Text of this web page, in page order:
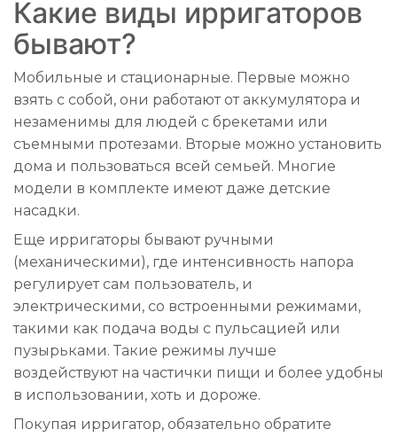
Какие виды ирригаторов
бывают?
Мобильные и стационарные. Первые можно
взять с собой, они работают от аккумулятора и
незаменимы для людей с брекетами или
съемными протезами. Вторые можно установить
дома и пользоваться всей семьей. Многие
модели в комплекте имеют даже детские
насадки.
Еще ирригаторы бывают ручными
(механическими), где интенсивность напора
регулирует сам пользователь, и
электрическими, со встроенными режимами,
такими как подача воды с пульсацией или
пузырьками. Такие режимы лучше
воздействуют на частички пищи и более удобны
в использовании, хоть и дороже.
Покупая ирригатор, обязательно обратите